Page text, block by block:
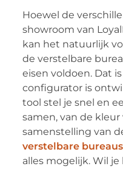
Hoewel de
showroom van
kan het natuurlijk
de verstelbare
eisen voldoen. Dat
configurator is
tool stel je snel en
samen, van de
samenstelling van
verstelbare
alles mogelijk. Wil